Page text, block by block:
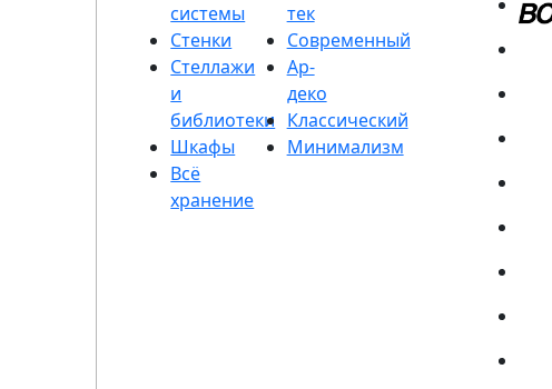
системы
Стенки
Стеллажи
и
библиотеки
Шкафы